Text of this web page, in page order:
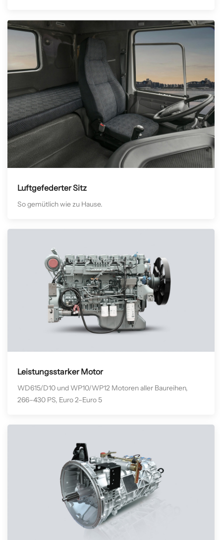
Luftgefederter Sitz
So gemütlich wie zu Hause.
Leistungsstarker Motor
WD615/D10 und WP10/WP12 Motoren aller Baureihen,
266–430 PS, Euro 2–Euro 5